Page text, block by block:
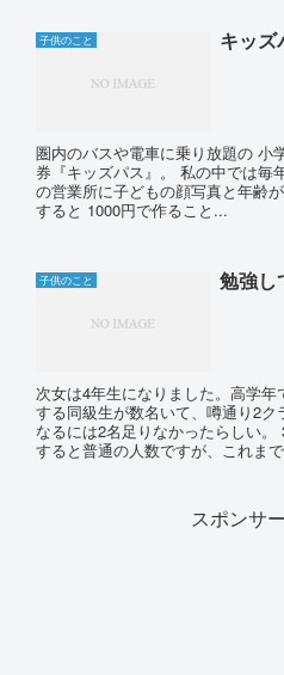
子供のこと キッ
圏内のバスや電車に乗り放題の 小
券『キッズパス』。 私の中では毎
の営業所に子どもの顔写真と年齢
すると 1000円で作ること...
子供のこと 勉強し
次女は4年生になりました。高学
する同級生が数名いて、噂通り2
なるには2名足りなかったらしい
すると普通の人数ですが、これま
スポンサ